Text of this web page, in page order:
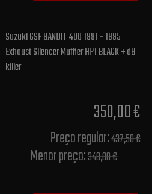
Suzuki GSF BANDIT 400 1991 - 1995
Exhaust Silencer Muffler HP1 BLACK + dB
killer
350,00 €
Preço regular:437,50 €
Menor preço:348,00 €